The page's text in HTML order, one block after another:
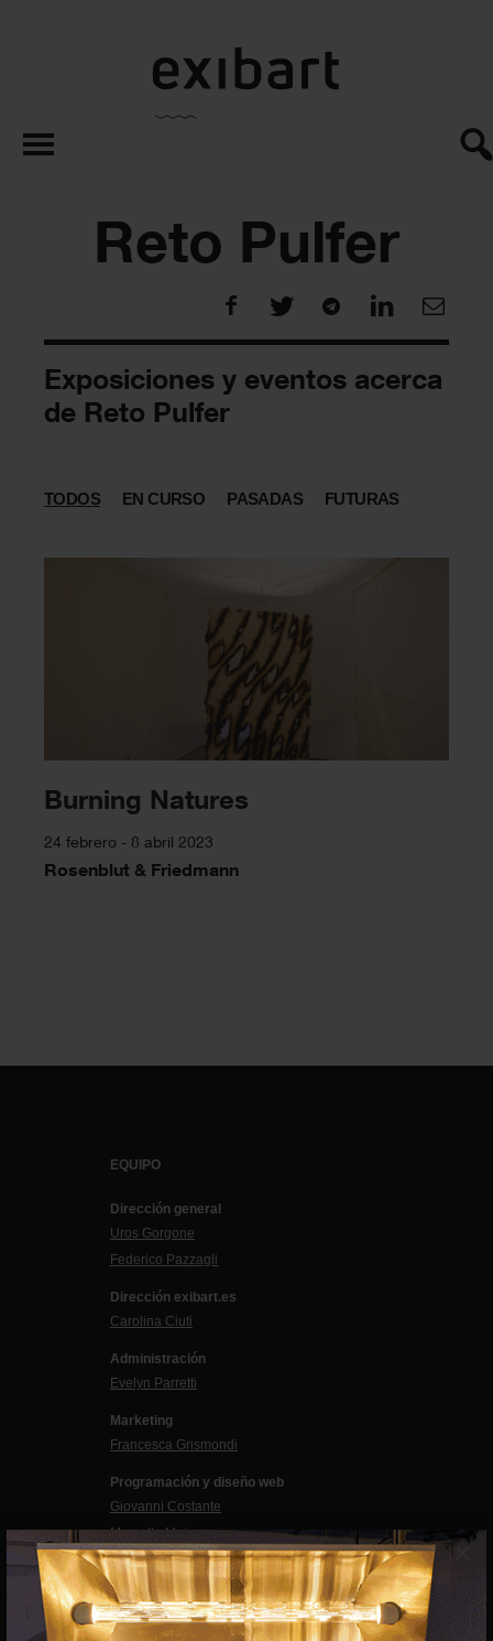
×
exibart.es
Reto Pulfer
Exposiciones y eventos acerca
de Reto Pulfer
TODOS EN CURSO PASADAS FUTURAS
Burning Natures
24 febrero - 8 abril 2023
Rosenblut & Friedmann
EQUIPO
Dirección general
Uros Gorgone
Federico Pazzagli
Dirección exibart.es
Carolina Ciuti
Administración
Evelyn Parretti
Marketing
Francesca Grismondi
Programación y diseño web
Giovanni Costante
Marcello Moi